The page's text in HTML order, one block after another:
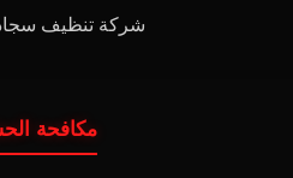
شركة تنظيف
مكافحة